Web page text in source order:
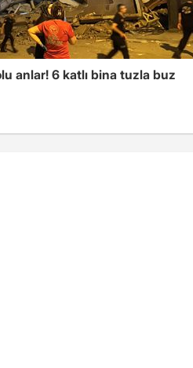
anlar! 6 katlı bina tuzla buz